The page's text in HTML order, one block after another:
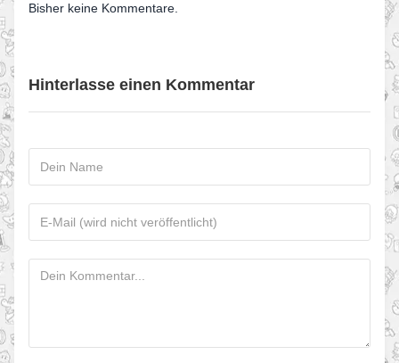
Bisher keine Kommentare.
Hinterlasse einen Kommentar